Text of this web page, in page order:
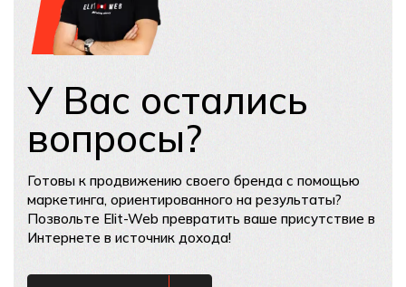
У Вас остались
вопросы?
Готовы к продвижению своего бренда с помощью
маркетинга, ориентированного на результаты?
Позвольте Elit-Web превратить ваше присутствие в
Интернете в источник дохода!